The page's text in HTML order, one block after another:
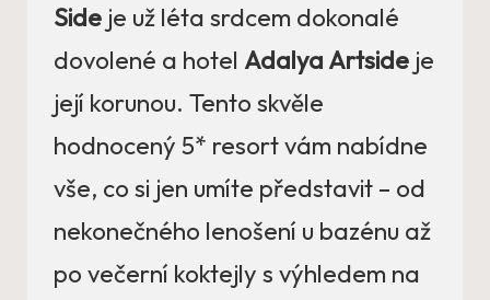
Side je už léta srdcem dokonalé
dovolené a hotel Adalya Artside je
její korunou. Tento skvěle
hodnocený 5* resort vám nabídne
vše, co si jen umíte představit – od
nekonečného lenošení u bazénu až
po večerní koktejly s výhledem na